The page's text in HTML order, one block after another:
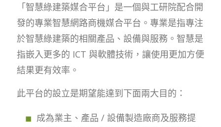
「智慧綠建築媒合平台」是一個與工研院配合開
發的專業智慧網路商機媒合平台。專業是指專注
於智慧綠建築的相關產品、設備與服務。智慧是
指嵌入更多的 ICT 與軟體技術，讓使用更加方便
結果更有效率。
此平台的設立是期望能達到下面兩大目的：
成為業主、產品 / 設備製造廠商及服務提